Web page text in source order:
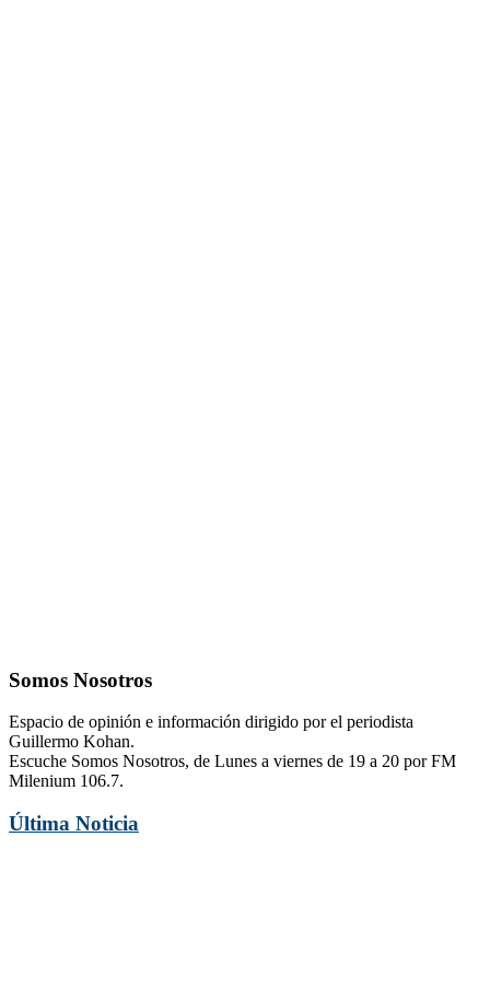
Somos Nosotros
Espacio de opinión e información dirigido por el periodista
Guillermo Kohan.
Escuche Somos Nosotros, de Lunes a viernes de 19 a 20 por FM
Milenium 106.7.
Última Noticia